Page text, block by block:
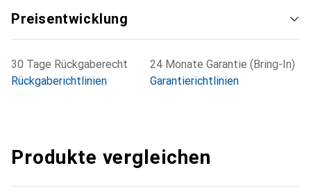
Preisentwicklung
30 Tage Rückgaberecht
Rückgaberichtlinien
24 Monate Garantie (Bring-In)
Garantierichtlinien
Produkte vergleichen